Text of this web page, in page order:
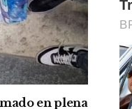
en plena